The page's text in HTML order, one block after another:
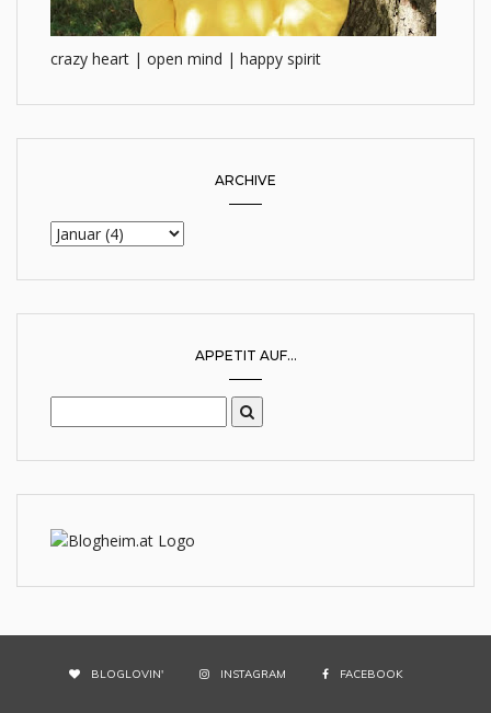
crazy heart | open mind | happy spirit
ARCHIVE
APPETIT AUF...
BLOGLOVIN' INSTAGRAM FACEBOOK